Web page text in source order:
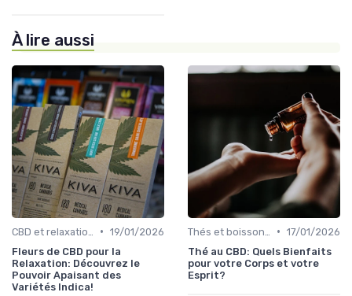
À lire aussi
• 19/01/2026
Fleurs de CBD pour la
Relaxation: Découvrez le
Pouvoir Apaisant des
Variétés Indica!
• 17/01/2026
Thé au CBD: Quels Bienfaits
pour votre Corps et votre
Esprit?